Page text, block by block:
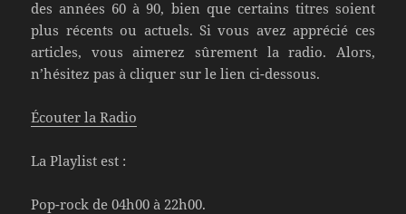
des années 60 à 90, bien que certains titres soient
plus récents ou actuels. Si vous avez apprécié ces
articles, vous aimerez sûrement la radio. Alors,
n’hésitez pas à cliquer sur le lien ci-dessous.
Écouter la Radio
La Playlist est :
Pop-rock de 04h00 à 22h00.